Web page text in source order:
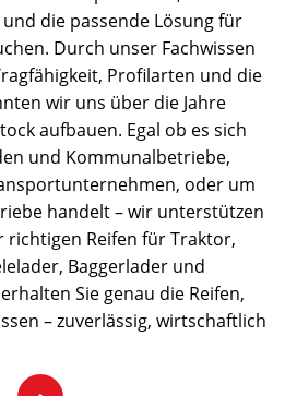
die passende Lösung für
Durch unser Fachwissen
Profilarten und die
wir uns über die Jahre
aufbauen. Egal ob es sich
und Kommunalbetriebe,
oder um
handelt – wir unterstützen
richtigen Reifen für Traktor,
Baggerlader und
Sie genau die Reifen,
– zuverlässig, wirtschaftlich